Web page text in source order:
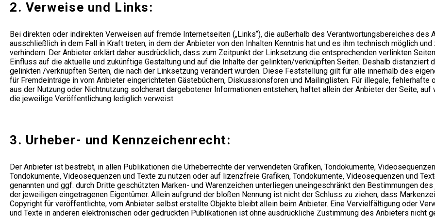
2. Verweise und Links:
Bei direkten oder indirekten Verweisen auf fremde Internetseiten („Links“), die außerhalb des Verantwortungsbereiches
ausschließlich in dem Fall in Kraft treten, in dem der Anbieter von den Inhalten Kenntnis hat und es ihm technisch möglich
verhindern. Der Anbieter erklärt daher ausdrücklich, dass zum Zeitpunkt der Linksetzung die entsprechenden verlinkten
Einfluss auf die aktuelle und zukünftige Gestaltung und auf die Inhalte der gelinkten/verknüpften Seiten. Deshalb distanziert
gelinkten /verknüpften Seiten, die nach der Linksetzung verändert wurden. Diese Feststellung gilt für alle innerhalb des
für Fremdeinträge in vom Anbieter eingerichteten Gästebüchern, Diskussionsforen und Mailinglisten. Für illegale,
aus der Nutzung oder Nichtnutzung solcherart dargebotener Informationen entstehen, haftet allein der Anbieter der Seite,
die jeweilige Veröffentlichung lediglich verweist.
3. Urheber- und Kennzeichenrecht:
Der Anbieter ist bestrebt, in allen Publikationen die Urheberrechte der verwendeten Grafiken, Tondokumente,
Tondokumente, Videosequenzen und Texte zu nutzen oder auf lizenzfreie Grafiken, Tondokumente, Videosequenzen und
genannten und ggf. durch Dritte geschützten Marken- und Warenzeichen unterliegen uneingeschränkt den Bestimmungen
der jeweiligen eingetragenen Eigentümer. Allein aufgrund der bloßen Nennung ist nicht der Schluss zu ziehen, dass
Copyright für veröffentlichte, vom Anbieter selbst erstellte Objekte bleibt allein beim Anbieter. Eine Vervielfältigung oder
und Texte in anderen elektronischen oder gedruckten Publikationen ist ohne ausdrückliche Zustimmung des Anbieters nicht